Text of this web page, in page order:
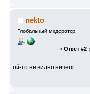
nekto
Глобальный модератор
« Ответ #2 :
ой-то не видно ничего